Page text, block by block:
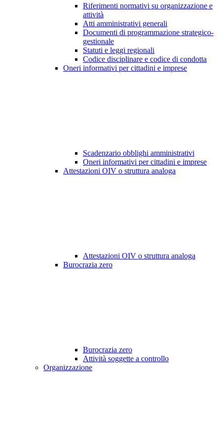
Riferimenti normativi su organizzazione e
attività
Atti amministrativi generali
Documenti di programmazione strategico-
gestionale
Statuti e leggi regionali
Codice disciplinare e codice di condotta
Oneri informativi per cittadini e imprese
Scadenzario obblighi amministrativi
Oneri informativi per cittadini e imprese
Attestazioni OIV o struttura analoga
Attestazioni OIV o struttura analoga
Burocrazia zero
Burocrazia zero
Attività soggette a controllo
Organizzazione